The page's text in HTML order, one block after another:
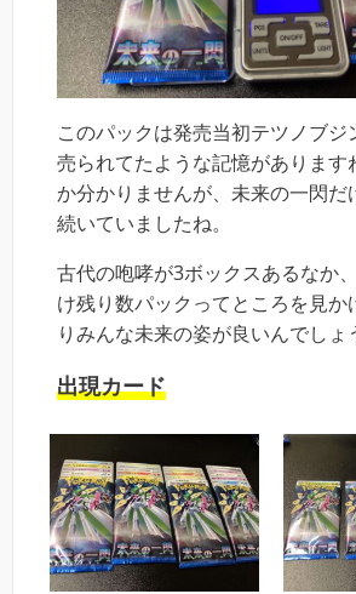
このパックは発売当初テツノブジ
売られてたような記憶があります
か分かりませんが、未来の一閃だ
続いていましたね。
古代の咆哮が3ボックスあるなか
け残り数パックってところを見か
りみんな未来の姿が良いんでしょ
出現カード